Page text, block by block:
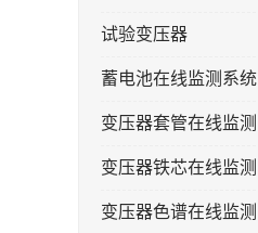
试验变压器
蓄电池在线监测系统
变压器套管在线监测
变压器铁芯在线监测
变压器色谱在线监测